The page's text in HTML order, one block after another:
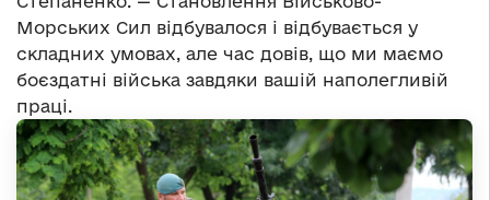
Морських Сил відбувалося і відбувається у
складних умовах, але час довів, що ми маємо
боєздатні війська завдяки вашій наполегливій
праці.